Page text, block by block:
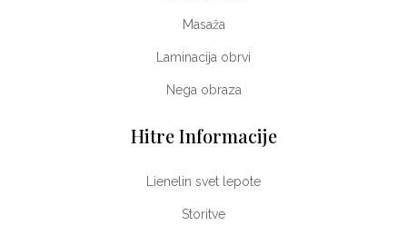
Masaža
Laminacija obrvi
Nega obraza
Hitre Informacije
Lienelin svet lepote
Storitve